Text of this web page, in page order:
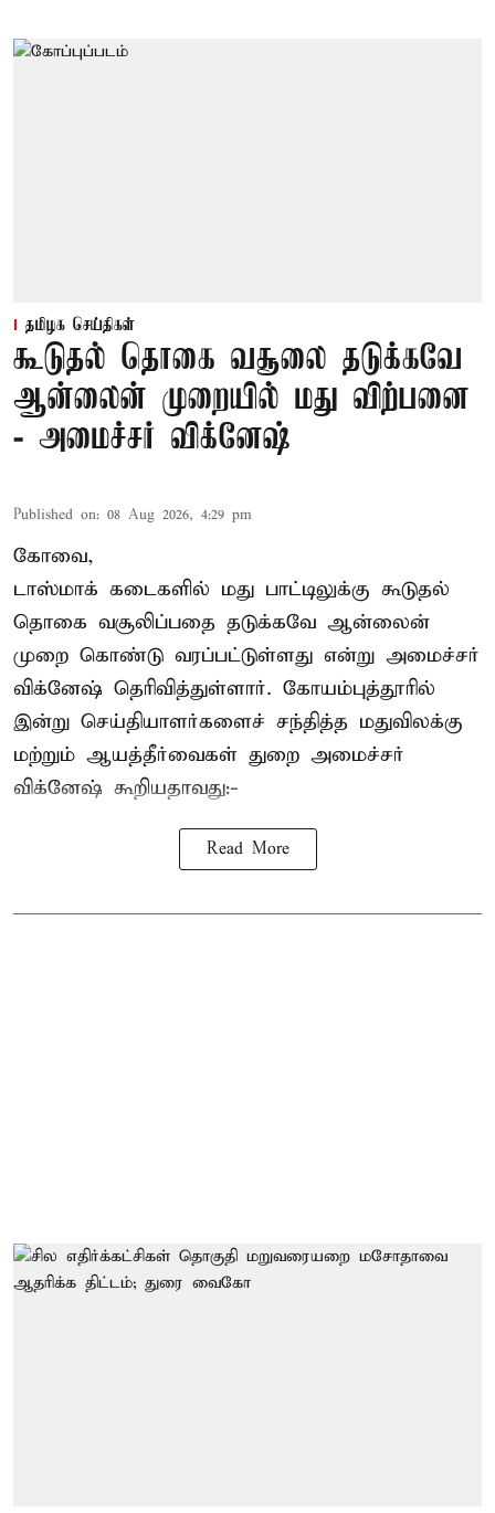
தமிழக செய்திகள்
கூடுதல் தொகை வசூலை தடுக்கவே
ஆன்லைன் முறையில் மது விற்பனை
- அமைச்சர் விக்னேஷ்
Published on: 08 Aug 2026, 4:29 pm
கோவை,
டாஸ்மாக் கடைகளில் மது பாட்டிலுக்கு கூடுதல்
தொகை வசூலிப்பதை தடுக்கவே ஆன்லைன்
முறை கொண்டு வரப்பட்டுள்ளது என்று அமைச்சர்
விக்னேஷ் தெரிவித்துள்ளார். கோயம்புத்தூரில்
இன்று செய்தியாளர்களைச் சந்தித்த மதுவிலக்கு
மற்றும் ஆயத்தீர்வைகள் துறை அமைச்சர்
விக்னேஷ் கூறியதாவது:-
Read More